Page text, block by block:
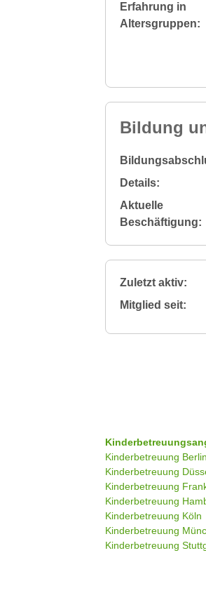
Erfahrung in
Altersgruppen:
Bildung
Details:
Aktuelle
Beschäftigung:
Zuletzt aktiv:
Mitglied seit:
Kinderbetreuung Berlin
Kinderbetreuung
Kinderbetreuung
Kinderbetreuung
Kinderbetreuung Köln
Kinderbetreuung
Kinderbetreuung